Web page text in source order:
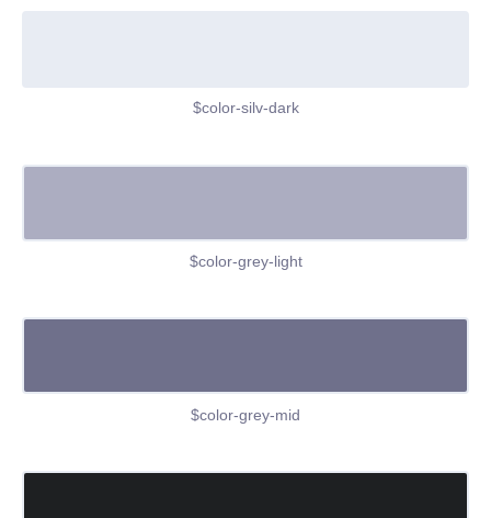
$color-silv-dark
$color-grey-light
$color-grey-mid